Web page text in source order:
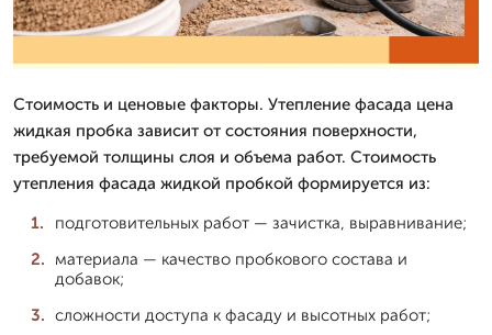
Стоимость и ценовые факторы. Утепление фасада цена
жидкая пробка зависит от состояния поверхности,
требуемой толщины слоя и объема работ. Стоимость
утепления фасада жидкой пробкой формируется из:
подготовительных работ — зачистка, выравнивание;
материала — качество пробкового состава и
добавок;
сложности доступа к фасаду и высотных работ;